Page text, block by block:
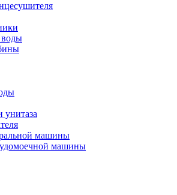
воды
унитаза
машины
машины